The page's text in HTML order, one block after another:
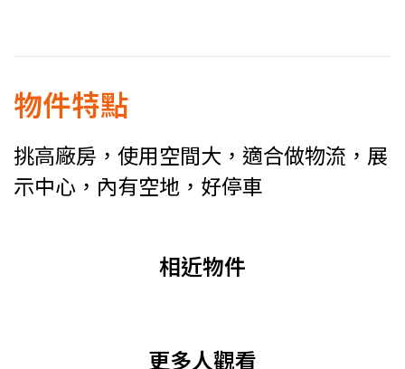
物件特點
挑高廠房，使用空間大，適合做物流，展
示中心，內有空地，好停車
相近物件
更多人觀看